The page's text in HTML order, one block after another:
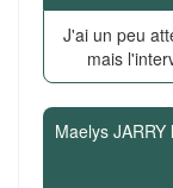
J'ai un peu
mais
Maelys JARRY